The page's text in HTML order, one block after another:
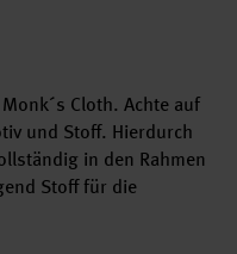
Cloth. Achte auf
und Stoff. Hierdurch
in den Rahmen
Stoff für die